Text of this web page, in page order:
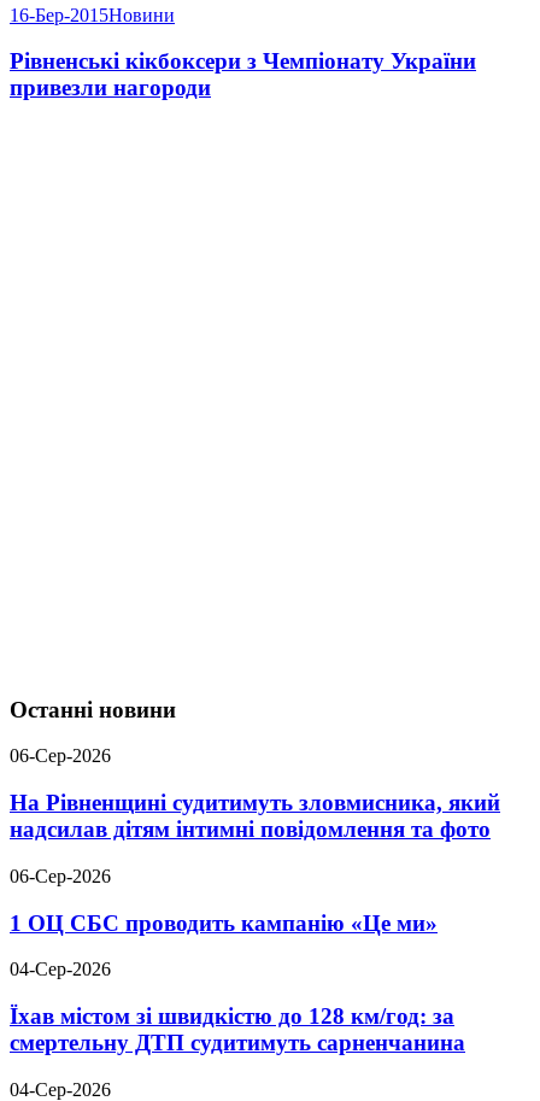
16-Бер-2015Новини
Рівненські кікбоксери з Чемпіонату України
привезли нагороди
Останні новини
06-Сер-2026
На Рівненщині судитимуть зловмисника, який
надсилав дітям інтимні повідомлення та фото
06-Сер-2026
1 ОЦ СБС проводить кампанію «Це ми»
04-Сер-2026
Їхав містом зі швидкістю до 128 км/год: за
смертельну ДТП судитимуть сарненчанина
04-Сер-2026